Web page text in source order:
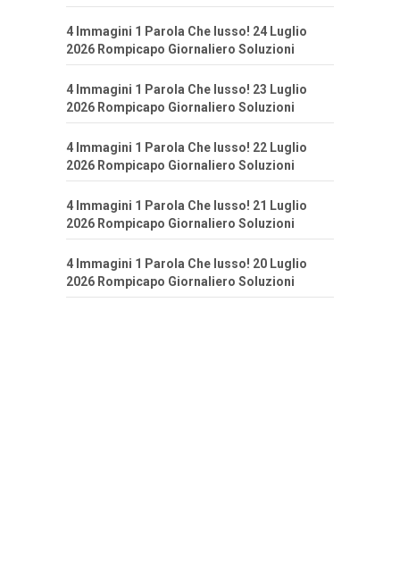
4 Immagini 1 Parola Che lusso! 24 Luglio
2026 Rompicapo Giornaliero Soluzioni
4 Immagini 1 Parola Che lusso! 23 Luglio
2026 Rompicapo Giornaliero Soluzioni
4 Immagini 1 Parola Che lusso! 22 Luglio
2026 Rompicapo Giornaliero Soluzioni
4 Immagini 1 Parola Che lusso! 21 Luglio
2026 Rompicapo Giornaliero Soluzioni
4 Immagini 1 Parola Che lusso! 20 Luglio
2026 Rompicapo Giornaliero Soluzioni